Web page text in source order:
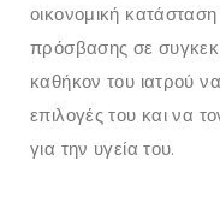
οικονομική
πρόσβασης σε
καθήκον του ιατρού
επιλογές του και να
για την υγεία του.